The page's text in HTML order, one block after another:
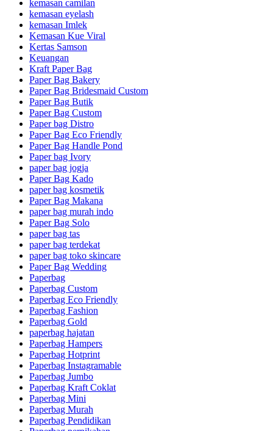
kemasan camilan
kemasan eyelash
kemasan Imlek
Kemasan Kue Viral
Kertas Samson
Keuangan
Kraft Paper Bag
Paper Bag Bakery
Paper Bag Bridesmaid Custom
Paper Bag Butik
Paper Bag Custom
Paper bag Distro
Paper Bag Eco Friendly
Paper Bag Handle Pond
Paper bag Ivory
paper bag jogja
Paper Bag Kado
paper bag kosmetik
Paper Bag Makana
paper bag murah indo
Paper Bag Solo
paper bag tas
paper bag terdekat
paper bag toko skincare
Paper Bag Wedding
Paperbag
Paperbag Custom
Paperbag Eco Friendly
Paperbag Fashion
Paperbag Gold
paperbag hajatan
Paperbag Hampers
Paperbag Hotprint
Paperbag Instagramable
Paperbag Jumbo
Paperbag Kraft Coklat
Paperbag Mini
Paperbag Murah
Paperbag Pendidikan